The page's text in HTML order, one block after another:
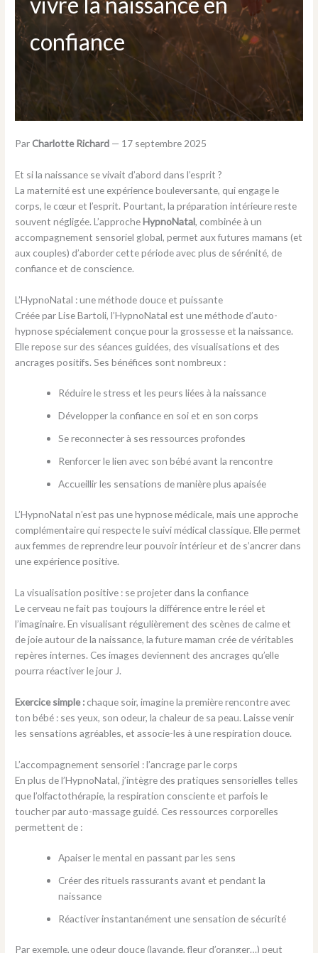
confiance
ParCharlotte Richard — 17 septembre 2025
Et si la naissance se vivait d’abord dans l’esprit ?
La maternité est une expérience bouleversante, qui engage le
corps, le cœur et l’esprit. Pourtant, la préparation intérieure reste
souvent négligée. L’approcheHypnoNatal, combinée à un
accompagnement sensoriel global, permet aux futures mamans (et
aux couples) d’aborder cette période avec plus de sérénité, de
confiance et de conscience.
L’HypnoNatal : une méthode douce et puissante
Créée par Lise Bartoli, l’HypnoNatal est une méthode d’auto-
hypnose spécialement conçue pour la grossesse et la naissance.
Elle repose sur des séances guidées, des visualisations et des
ancrages positifs. Ses bénéfices sont nombreux :
Réduire le stress et les peurs liées à la naissance
Développer la confiance en soi et en son corps
Se reconnecter à ses ressources profondes
Renforcer le lien avec son bébé avant la rencontre
Accueillir les sensations de manière plus apaisée
L’HypnoNatal n’est pas une hypnose médicale, mais une approche
complémentaire qui respecte le suivi médical classique. Elle permet
aux femmes de reprendre leur pouvoir intérieur et de s’ancrer dans
une expérience positive.
La visualisation positive : se projeter dans la confiance
Le cerveau ne fait pas toujours la différence entre le réel et
l’imaginaire. En visualisant régulièrement des scènes de calme et
de joie autour de la naissance, la future maman crée de véritables
repères internes. Ces images deviennent des ancrages qu’elle
pourra réactiver le jour J.
Exercice simple : chaque soir, imagine la première rencontre avec
ton bébé : ses yeux, son odeur, la chaleur de sa peau. Laisse venir
les sensations agréables, et associe-les à une respiration douce.
L’accompagnement sensoriel : l’ancrage par le corps
En plus de l’HypnoNatal, j’intègre des pratiques sensorielles telles
que l’olfactothérapie, la respiration consciente et parfois le
toucher par auto-massage guidé. Ces ressources corporelles
permettent de :
Apaiser le mental en passant par les sens
Créer des rituels rassurants avant et pendant la
naissance
Réactiver instantanément une sensation de sécurité
Par exemple, une odeur douce (lavande, fleur d’oranger…) peut